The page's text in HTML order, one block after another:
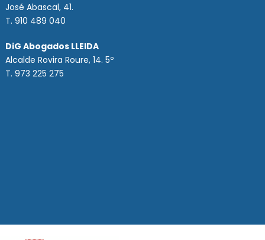
José Abascal, 41.
T.910 489 040
DiG Abogados LLEIDA
Alcalde Rovira Roure, 14. 5º
T. 973 225 275